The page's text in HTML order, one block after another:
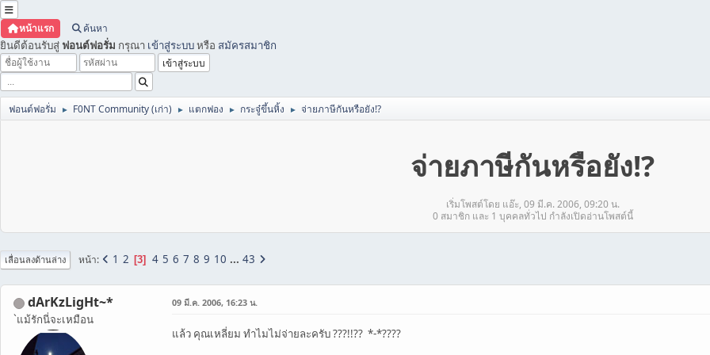
หน้าแรก ค้นหา
ยินดีต้อนรับสู่ ฟอนต์ฟอรั่ม กรุณา เข้าสู่ระบบหรือ สมัครสมาชิก
ฟอนต์ฟอรั่ม ► F0NT Community (เก่า) ► แตกฟอง ► กระจู๋ขึ้นหิ้ง ► จ่ายภาษีกันหรือยัง!?
จ่ายภาษีกันหรือยัง!?
เริ่มโพสต์โดย แอ๊ะ, 09 มี.ค. 2006, 09:20 น.
0 สมาชิก และ 1 บุคคลทั่วไป กำลังเปิดอ่านโพสต์นี้
เลื่อนลงด้านล่าง หน้า 1 2 3 4 5 6 7 8 9 10 ... 43
dArKzLigHt~*
`แม้รักนี่จะเหมือน
09 มี.ค. 2006, 16:23 น.
แล้ว คุณเหลี่ยม ทำไมไม่จ่ายละครับ ???!!?? *-*????